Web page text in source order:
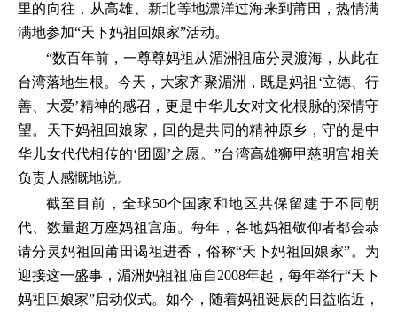
里的向往，从高雄、新北等地漂洋过海来到莆田，热情满
满地参加“天下妈祖回娘家”活动。
“数百年前，一尊尊妈祖从湄洲祖庙分灵渡海，从此在
台湾落地生根。今天，大家齐聚湄洲，既是妈祖‘立德、行
善、大爱’精神的感召，更是中华儿女对文化根脉的深情守
望。天下妈祖回娘家，回的是共同的精神原乡，守的是中
华儿女代代相传的‘团圆’之愿。”台湾高雄狮甲慈明宫相关
负责人感慨地说。
截至目前，全球50个国家和地区共保留建于不同朝
代、数量超万座妈祖宫庙。每年，各地妈祖敬仰者都会恭
请分灵妈祖回莆田谒祖进香，俗称“天下妈祖回娘家”。为
迎接这一盛事，湄洲妈祖祖庙自2008年起，每年举行“天下
妈祖回娘家”启动仪式。如今，随着妈祖诞辰的日益临近，